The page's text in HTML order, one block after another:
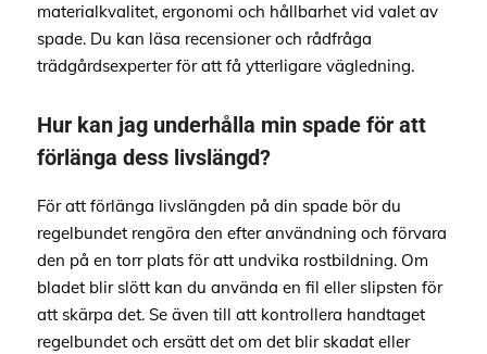
materialkvalitet, ergonomi och hållbarhet vid valet av
spade. Du kan läsa recensioner och rådfråga
trädgårdsexperter för att få ytterligare vägledning.
Hur kan jag underhålla min spade för att
förlänga dess livslängd?
För att förlänga livslängden på din spade bör du
regelbundet rengöra den efter användning och förvara
den på en torr plats för att undvika rostbildning. Om
bladet blir slött kan du använda en fil eller slipsten för
att skärpa det. Se även till att kontrollera handtaget
regelbundet och ersätt det om det blir skadat eller